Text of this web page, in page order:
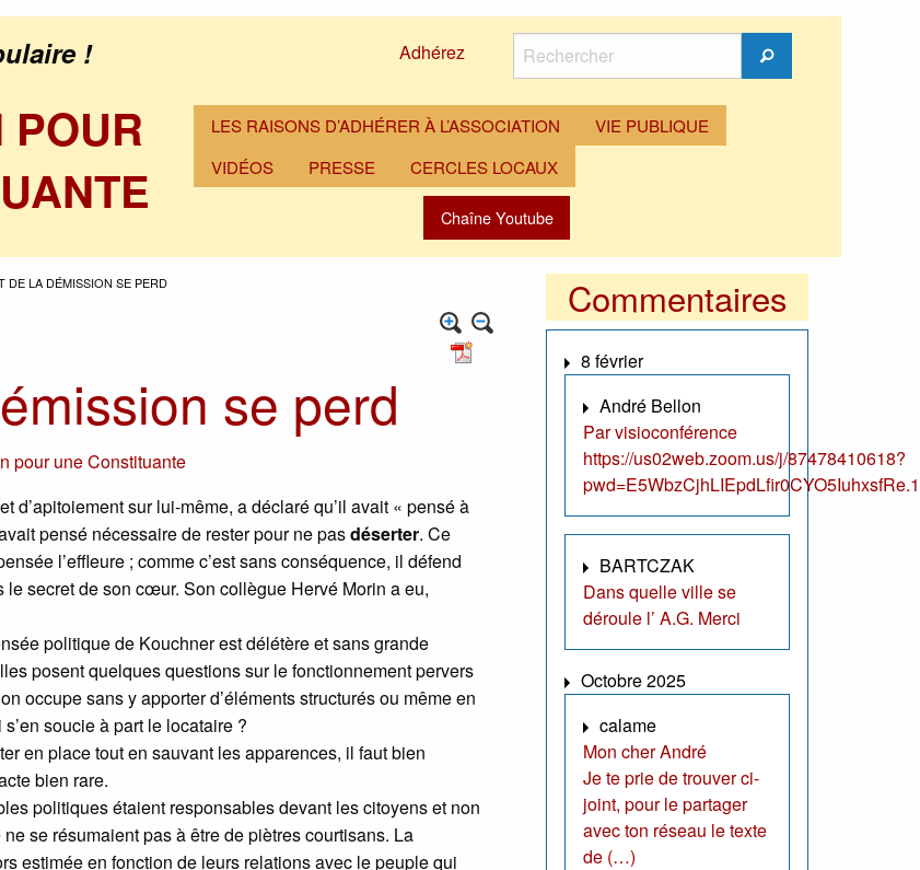
! Adhérez
Rechercher
Rechercher
POUR
LES RAISONS D’ADHÉRER À L’ASSOCIATION
VIE PUBLIQUE
VIDÉOS
PRESSE CERCLES LOCAUX
Chaîne Youtube
DE LA DÉMISSION SE PERD
se perd
pour une Constituante
d’apitoiement sur lui-même, a déclaré qu’il avait « pensé à
pensé nécessaire de rester pour ne pasdéserter. Ce
l’effleure ; comme c’est sans conséquence, il défend
secret de son cœur. Son collègue Hervé Morin a eu,
politique de Kouchner est délétère et sans grande
posent quelques questions sur le fonctionnement pervers
occupe sans y apporter d’éléments structurés ou même en
soucie à part le locataire ?
en place tout en sauvant les apparences, il faut bien
bien rare.
politiques étaient responsables devant les citoyens et non
se résumaient pas à être de piètres courtisans. La
estimée en fonction de leurs relations avec le peuple qui
Commentaires
8 février
André Bellon
Par visioconférence
https://us02web.zoom.us/j/87478410618?
BARTCZAK
Dans quelle ville se
déroule l’ A.G. Merci
Octobre 2025
calame
Mon cher André
Je te prie de trouver ci-
joint, pour le partager
avec ton réseau le texte
de (…)